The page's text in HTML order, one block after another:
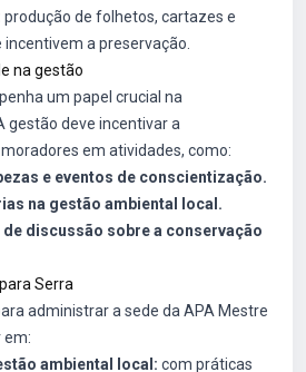
produção de folhetos, cartazes e
a preservação.
na gestão
um papel crucial na
gestão deve incentivar a
em atividades, como:
e eventos de conscientização.
na gestão ambiental local.
discussão sobre a conservação
Serra
administrar a sede da APA Mestre
em:
ambiental local: com práticas